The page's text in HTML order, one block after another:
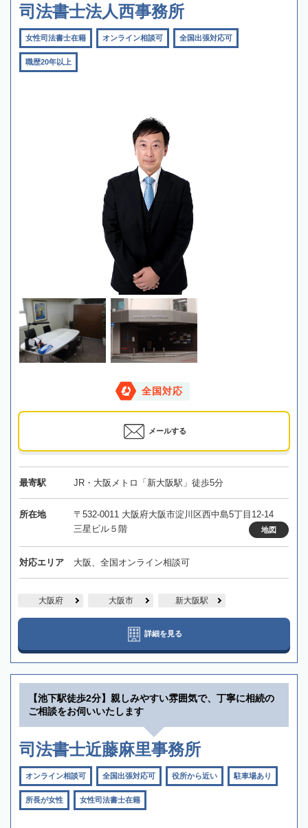
司法書士法人西事務所
女性司法書士在籍 オンライン相談可 全国出張対応可
職歴20年以上
全国対応
メールする
最寄駅 JR・大阪メトロ「新大阪駅」徒歩5分
所在地
〒532-0011 大阪府大阪市淀川区西中島5丁目12-14
三星ビル５階
地図
対応エリア 大阪、全国オンライン相談可
大阪府 大阪市 新大阪駅
詳細を見る
【池下駅徒歩2分】親しみやすい雰囲気で、丁寧に相続の
ご相談をお伺いいたします
司法書士近藤麻里事務所
オンライン相談可 全国出張対応可 役所から近い 駐車場あり
所長が女性 女性司法書士在籍